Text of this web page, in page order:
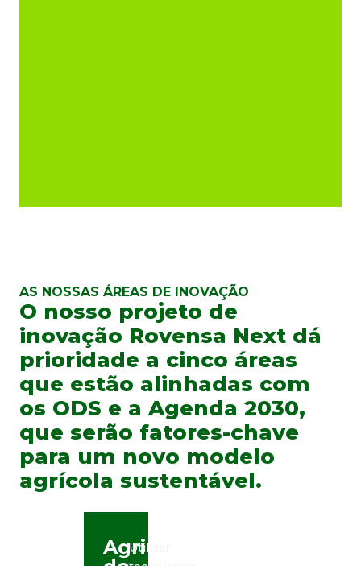
AS NOSSAS ÁREAS DE INOVAÇÃO
O nosso projeto de
inovação Rovensa Next dá
prioridade a cinco áreas
que estão alinhadas com
os ODS e a Agenda 2030,
que serão fatores-chave
para um novo modelo
agrícola sustentável.
Agricultura
Utilizar